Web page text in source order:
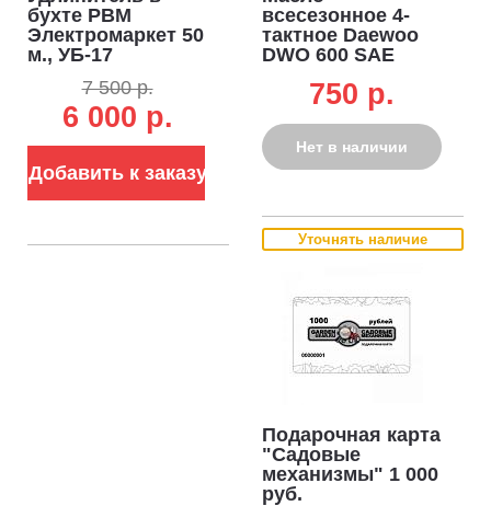
бухте РВМ
Электромаркет 50
м., УБ-17
(КГ, 3x1.5, 3.5 кВт)
7 500 р.
6 000 р.
Добавить к заказу
всесезонное 4-
тактное Daewoo
DWO 600 SAE
полусинтетическое
750 p.
Нет в наличии
Уточнять наличие
Подарочная карта
"Садовые
механизмы" 1 000
руб.